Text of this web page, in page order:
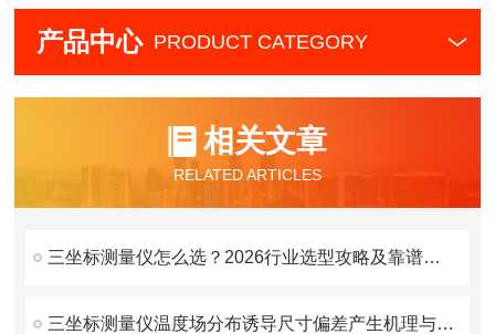
产品中心 PRODUCT CATEGORY
相关文章
RELATED ARTICLES
三坐标测量仪怎么选？2026行业选型攻略及靠谱厂家推荐
三坐标测量仪温度场分布诱导尺寸偏差产生机理与补偿原理